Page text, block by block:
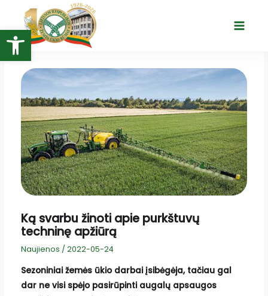
Open toolbar
turinio
Main
Ką svarbu žinoti apie purkštuvų
techninę apžiūrą
Naujienos / 2022-05-24
Sezoniniai žemės ūkio darbai įsibėgėja, tačiau gal
dar ne visi spėjo pasirūpinti augalų apsaugos